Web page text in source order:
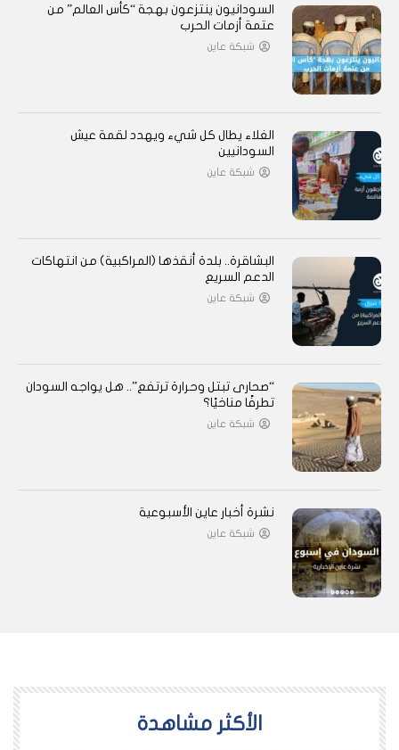
السودانيون ينتزعون بهجة “كأس العالم” من
عتمة أزمات الحرب
شبكة عاين
الغلاء يطال كل شيء ويهدد لقمة عيش
السودانيين
شبكة عاين
البشاقرة.. بلدة أنقذها (المراكبية) من انتهاكات
الدعم السريع
شبكة عاين
“صحارى تبتل وحرارة ترتفع”.. هل يواجه السودان
تطرفًا مناخيًا؟
شبكة عاين
نشرة أخبار عاين الأسبوعية
شبكة عاين
اﻷكثر مشاهدة